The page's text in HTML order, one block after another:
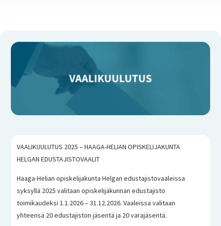
VAALIKUULUTUS 2025 – HAAGA-HELIAN OPISKELIJAKUNTA
HELGAN EDUSTAJISTOVAALIT
Haaga-Helian opiskelijakunta Helgan edustajistovaaleissa
syksyllä 2025 valitaan opiskelijakunnan edustajisto
toimikaudeksi 1.1.2026 – 31.12.2026. Vaaleissa valitaan
yhteensä 20 edustajiston jäsentä ja 20 varajäsentä.